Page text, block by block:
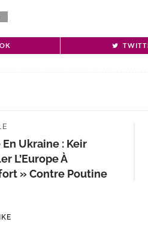
Ukraine : Keir
L’Europe À
» Contre Poutine